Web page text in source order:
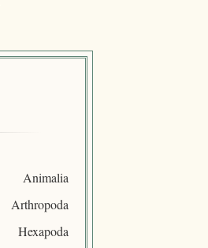
Animalia
Arthropoda
Hexapoda